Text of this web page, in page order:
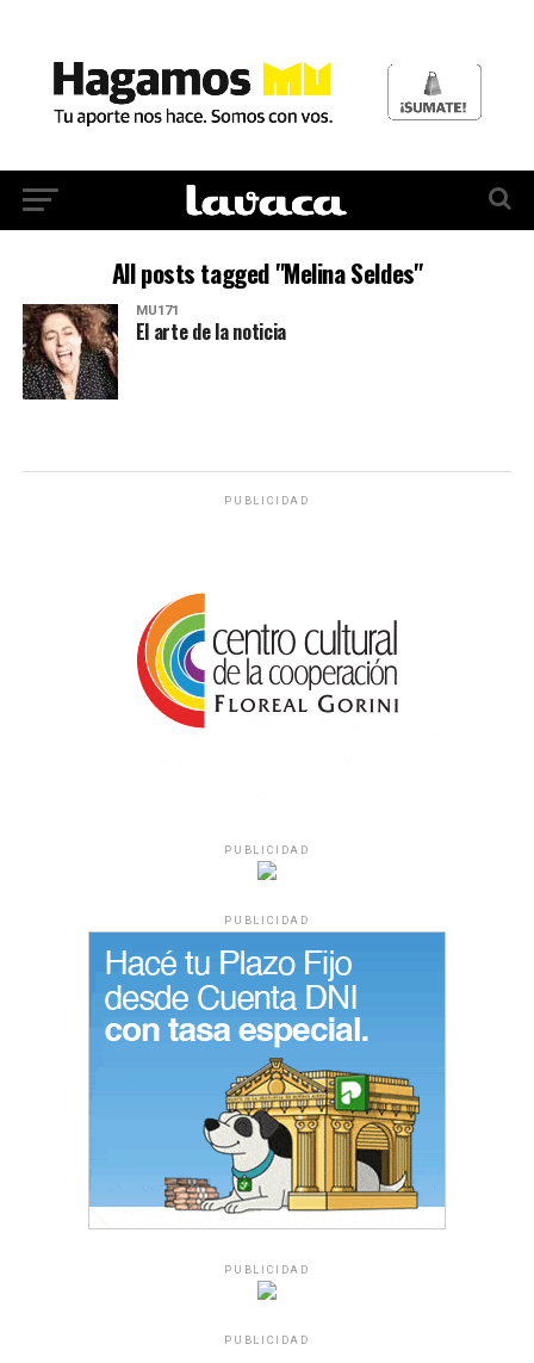
All posts tagged "Melina Seldes"
MU171
El arte de la noticia
PUBLICIDAD
PUBLICIDAD
PUBLICIDAD
PUBLICIDAD
PUBLICIDAD